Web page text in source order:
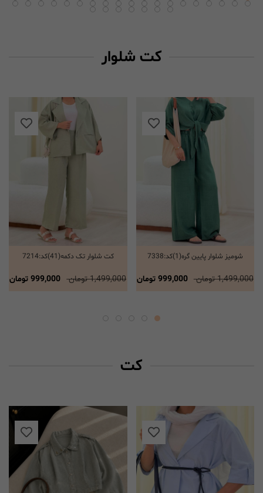
کت شلوار
انتخاب گزینه ها
شومیز شلوار پایین گره(1)کد:7338
1,499,000 تومان 999,000 تومان
انتخاب گزینه ها
کت شلوار تک دکمه(41)کد:7214
1,499,000 تومان 999,000 تومان
کت